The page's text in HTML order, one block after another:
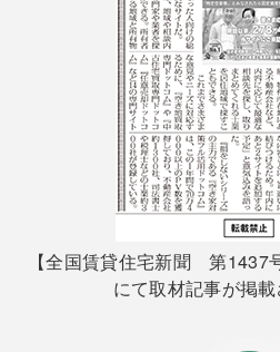
【全国賃貸住宅新聞 第1437
にて取材記事が掲載